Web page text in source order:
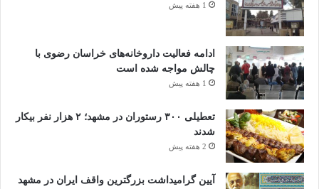
1 هفته پیش
ادامه فعالیت داروخانه‌های خراسان رضوی با
چالش مواجه شده است
1 هفته پیش
تعطیلی ۳۰۰ رستوران در مشهد؛ ۲ هزار نفر بیکار
شدند
2 هفته پیش
آیین گرامیداشت بزرگترین واقف ایران در مشهد